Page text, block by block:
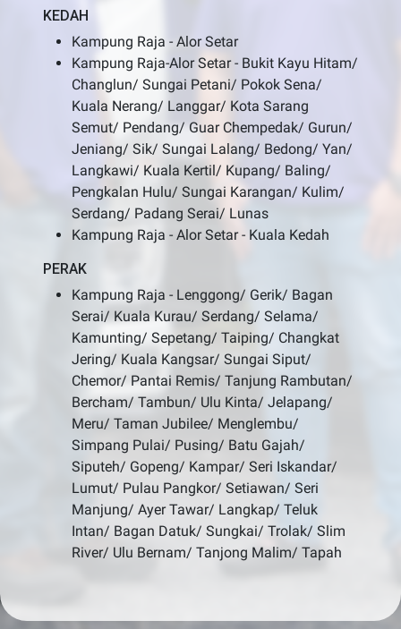
KEDAH
Kampung Raja - Alor Setar
Kampung Raja-Alor Setar - Bukit Kayu Hitam/
Changlun/ Sungai Petani/ Pokok Sena/
Kuala Nerang/ Langgar/ Kota Sarang
Semut/ Pendang/ Guar Chempedak/ Gurun/
Jeniang/ Sik/ Sungai Lalang/ Bedong/ Yan/
Langkawi/ Kuala Kertil/ Kupang/ Baling/
Pengkalan Hulu/ Sungai Karangan/ Kulim/
Serdang/ Padang Serai/ Lunas
Kampung Raja - Alor Setar - Kuala Kedah
PERAK
Kampung Raja - Lenggong/ Gerik/ Bagan
Serai/ Kuala Kurau/ Serdang/ Selama/
Kamunting/ Sepetang/ Taiping/ Changkat
Jering/ Kuala Kangsar/ Sungai Siput/
Chemor/ Pantai Remis/ Tanjung Rambutan/
Bercham/ Tambun/ Ulu Kinta/ Jelapang/
Meru/ Taman Jubilee/ Menglembu/
Simpang Pulai/ Pusing/ Batu Gajah/
Siputeh/ Gopeng/ Kampar/ Seri Iskandar/
Lumut/ Pulau Pangkor/ Setiawan/ Seri
Manjung/ Ayer Tawar/ Langkap/ Teluk
Intan/ Bagan Datuk/ Sungkai/ Trolak/ Slim
River/ Ulu Bernam/ Tanjong Malim/ Tapah